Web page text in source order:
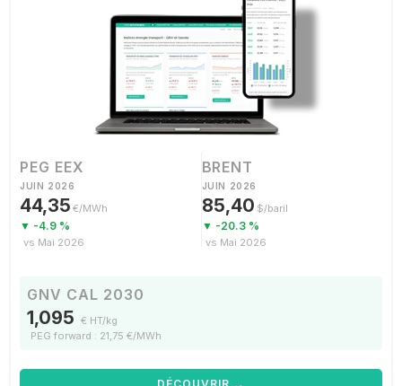
PEG EEX
JUIN 2026
44,35 €/MWh
▼ -4.9 %
vs Mai 2026
BRENT
JUIN 2026
85,40 $/baril
▼ -20.3 %
vs Mai 2026
GNV CAL 2030
1,095 € HT/kg
PEG forward : 21,75 €/MWh